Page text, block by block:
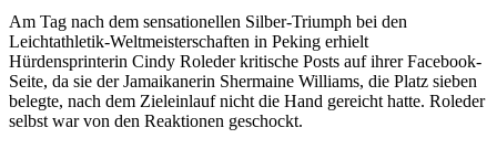
Am Tag nach dem sensationellen Silber-Triumph bei den
Leichtathletik-Weltmeisterschaften in Peking erhielt
Hürdensprinterin Cindy Roleder kritische Posts auf ihrer Facebook-
Seite, da sie der Jamaikanerin Shermaine Williams, die Platz sieben
belegte, nach dem Zieleinlauf nicht die Hand gereicht hatte. Roleder
selbst war von den Reaktionen geschockt.